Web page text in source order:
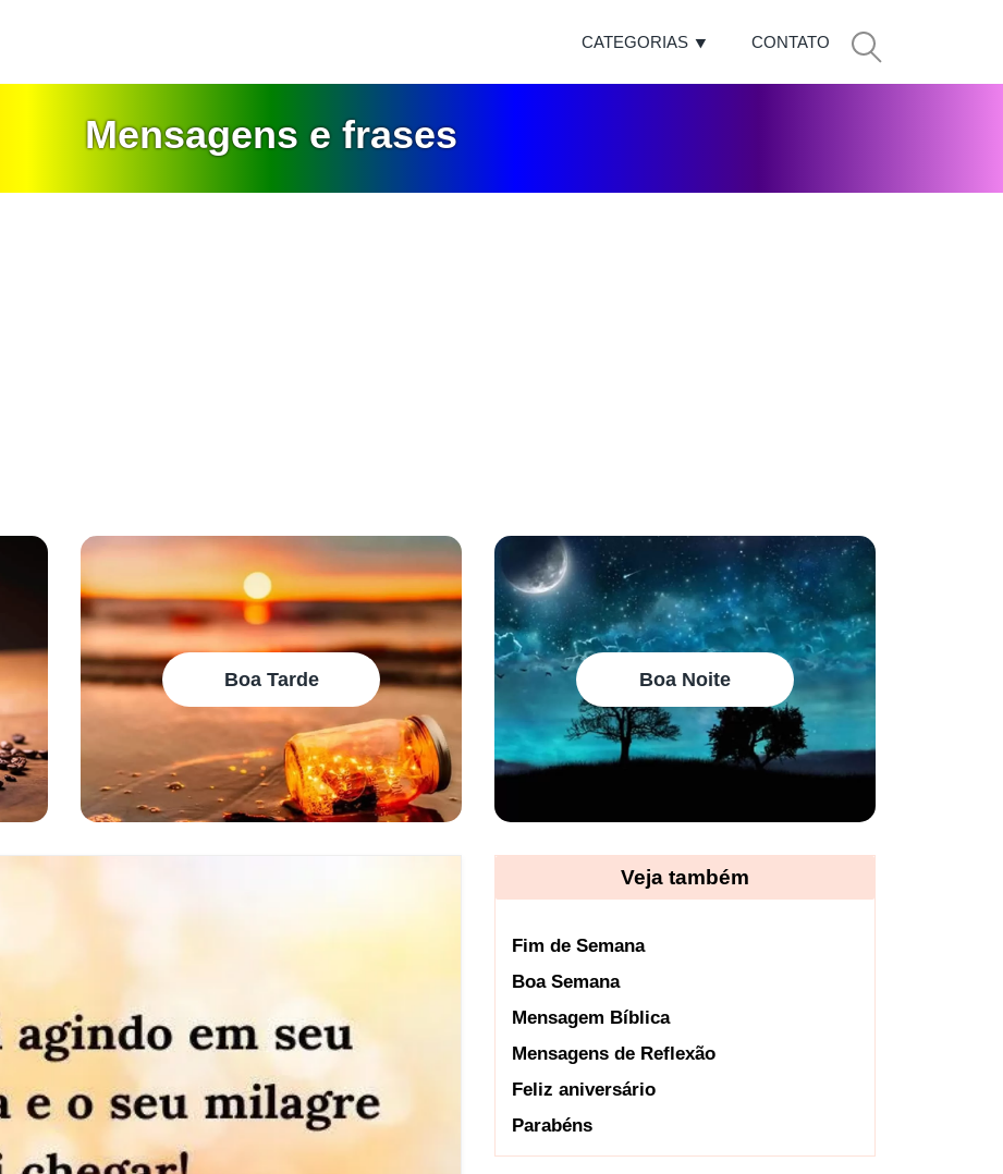
CATEGORIAS CONTATO
Mensagens e frases
Boa Tarde Boa Noite
Veja também
Fim de Semana
Boa Semana
Mensagem Bíblica
Mensagens de Reflexão
Feliz aniversário
Parabéns